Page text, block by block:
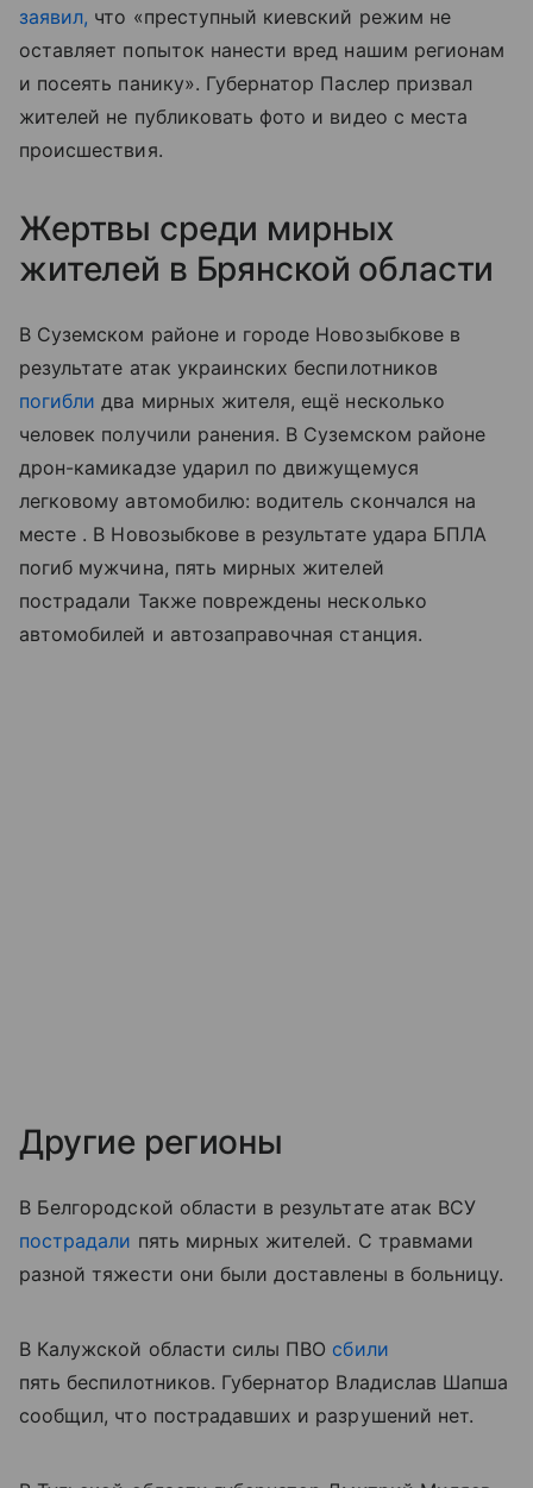
заявил, что «преступный киевский режим не
оставляет попыток нанести вред нашим регионам
и посеять панику». Губернатор Паслер призвал
жителей не публиковать фото и видео с места
происшествия.
Жертвы среди мирных
жителей в Брянской области
В Суземском районе и городе Новозыбкове в
результате атак украинских беспилотников
погибли два мирных жителя, ещё несколько
человек получили ранения. В Суземском районе
дрон-камикадзе ударил по движущемуся
легковому автомобилю: водитель скончался на
месте . В Новозыбкове в результате удара БПЛА
погиб мужчина, пять мирных жителей
пострадали Также повреждены несколько
автомобилей и автозаправочная станция.
Другие регионы
В Белгородской области в результате атак ВСУ
пострадали пять мирных жителей. С травмами
разной тяжести они были доставлены в больницу.
В Калужской области силы ПВО сбили
пять беспилотников. Губернатор Владислав Шапша
сообщил, что пострадавших и разрушений нет.